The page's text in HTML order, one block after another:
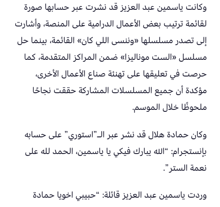
وكانت ياسمين عبد العزيز قد نشرت عبر حسابها صورة
لقائمة ترتيب بعض الأعمال الدرامية على المنصة، وأشارت
إلى تصدر مسلسلها «وننسى اللي كان» القائمة، بينما حل
مسلسل «الست موناليزا» ضمن المراكز المتقدمة، كما
حرصت في تعليقها على تهنئة صناع الأعمال الأخرى،
مؤكدة أن جميع المسلسلات المشاركة حققت نجاحًا
ملحوظًا خلال الموسم.
وكان حمادة هلال قد نشر عبر الـ”استوري” على حسابه
بإنستجرام: “الله يبارك فيكي يا ياسمين، الحمد لله على
نعمة الستر”.
وردت ياسمين عبد العزيز قائلة: “حبيبي اخويا حمادة